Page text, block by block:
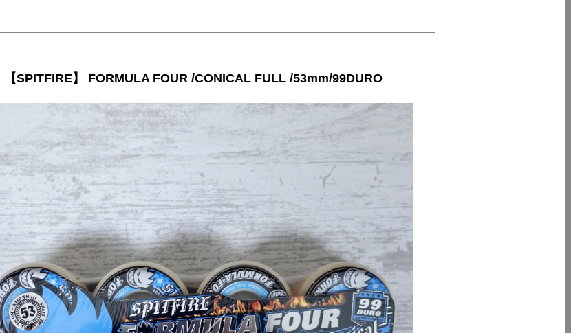
【SPITFIRE】 FORMULA FOUR /CONICAL FULL /53mm/99DURO